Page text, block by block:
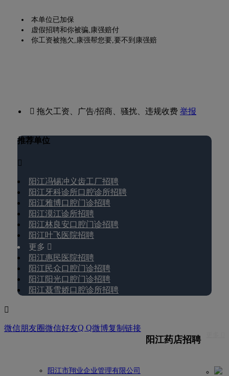
本单位已加保
虚假招聘和你被骗,康强赔付
你工资被拖欠,康强帮您要,要不到康强赔
 拖欠工资、广告/招商、骚扰、违规收费举报
推荐单位

阳江冯锡冲义齿工厂招聘
阳江牙科诊所口腔诊所招聘
阳江雅博口腔门诊招聘
阳江漠江诊所招聘
阳江林良安口腔门诊招聘
阳江叶飞医院招聘
更多 
阳江惠民医院招聘
阳江民众口腔门诊招聘
阳江阳光口腔门诊招聘
阳江聂雪娇口腔诊所招聘

微信朋友圈微信好友Q Q微博复制链接
阳江药店招聘
阳江市翔业企业管理有限公司